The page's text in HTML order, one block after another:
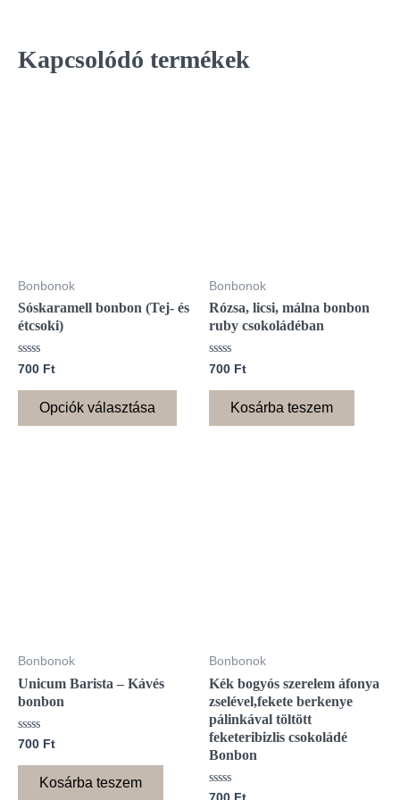
Kapcsolódó termékek
Bonbonok
Sóskaramell bonbon (Tej- és
étcsoki)
Értékelés:
/
700 Ft
Opciók választása
termékoldalon
választhatók
Bonbonok
Rózsa, licsi, málna bonbon
ruby csokoládéban
Értékelés:
/
700 Ft
Kosárba teszem
Bonbonok
Unicum Barista – Kávés
bonbon
Értékelés:
/
700 Ft
Kosárba teszem
Bonbonok
Kék bogyós szerelem áfonya
zselével,fekete berkenye
pálinkával töltött
feketeribizlis csokoládé
Bonbon
Értékelés: